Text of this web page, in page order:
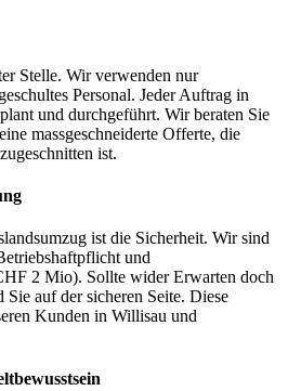
Stelle. Wir verwenden nur
Personal. Jeder Auftrag in
und durchgeführt. Wir beraten Sie
massgeschneiderte Offerte, die
ist.
ist die Sicherheit. Wir sind
und
2 Mio). Sollte wider Erwarten doch
Sie auf der sicheren Seite. Diese
Kunden in Willisau und